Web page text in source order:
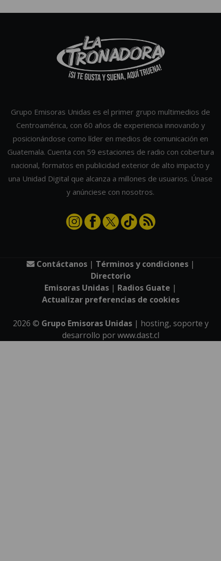
Grupo Emisoras Unidas es el primer grupo multimedios de
Centroamérica, con 60 años de experiencia innovando y
posicionándose como líder en medios de comunicación en
Guatemala. Cuenta con 59 estaciones de radio con cobertura
nacional, formatos en publicidad exterior de alto impacto y
una Unidad Digital que alcanza a millones de usuarios. Únase
y anúnciese con nosotros.
Contáctanos| Términos y condiciones|
Directorio
Emisoras Unidas | Radios Guate |
Actualizar preferencias de cookies
2026 © Grupo Emisoras Unidas| hosting, soporte y
desarrollo porwww.dast.cl